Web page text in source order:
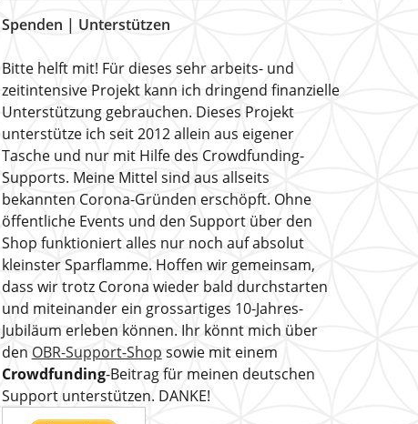
Spenden | Unterstützen
Bitte helft mit! Für dieses sehr arbeits- und
zeitintensive Projekt kann ich dringend finanzielle
Unterstützung gebrauchen. Dieses Projekt
unterstütze ich seit 2012 allein aus eigener
Tasche und nur mit Hilfe des Crowdfunding-
Supports. Meine Mittel sind aus allseits
bekannten Corona-Gründen erschöpft. Ohne
öffentliche Events und den Support über den
Shop funktioniert alles nur noch auf absolut
kleinster Sparflamme. Hoffen wir gemeinsam,
dass wir trotz Corona wieder bald durchstarten
und miteinander ein grossartiges 10-Jahres-
Jubiläum erleben können. Ihr könnt mich über
den OBR-Support-Shop sowie mit einem
Crowdfunding-Beitrag für meinen deutschen
Support unterstützen. DANKE!